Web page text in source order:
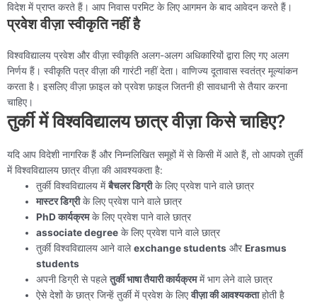
विदेश में प्राप्त करते हैं। आप निवास परमिट के लिए आगमन के बाद आवेदन करते हैं।
प्रवेश वीज़ा स्वीकृति नहीं है
विश्वविद्यालय प्रवेश और वीज़ा स्वीकृति अलग-अलग अधिकारियों द्वारा लिए गए अलग
निर्णय हैं। स्वीकृति पत्र वीज़ा की गारंटी नहीं देता। वाणिज्य दूतावास स्वतंत्र मूल्यांकन
करता है। इसलिए वीज़ा फ़ाइल को प्रवेश फ़ाइल जितनी ही सावधानी से तैयार करना
चाहिए।
तुर्की में विश्वविद्यालय छात्र वीज़ा किसे चाहिए?
यदि आप विदेशी नागरिक हैं और निम्नलिखित समूहों में से किसी में आते हैं, तो आपको तुर्की
में विश्वविद्यालय छात्र वीज़ा की आवश्यकता है:
तुर्की विश्वविद्यालय मेंबैचलर डिग्रीके लिए प्रवेश पाने वाले छात्र
मास्टर डिग्रीके लिए प्रवेश पाने वाले छात्र
PhD कार्यक्रमके लिए प्रवेश पाने वाले छात्र
associate degree के लिए प्रवेश पाने वाले छात्र
तुर्की विश्वविद्यालय आने वालेexchange students औरErasmus
students
अपनी डिग्री से पहलेतुर्की भाषा तैयारी कार्यक्रममें भाग लेने वाले छात्र
ऐसे देशों के छात्र जिन्हें तुर्की में प्रवेश के लिएवीज़ा की आवश्यकताहोती है